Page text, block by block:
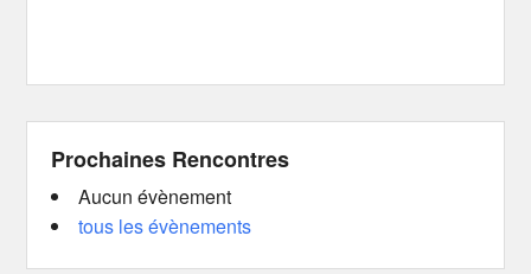
Prochaines Rencontres
Aucun évènement
tous les évènements